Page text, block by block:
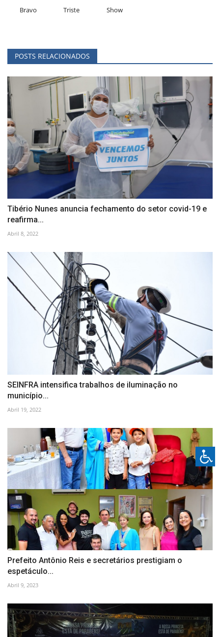
Bravo Triste Show
POSTS RELACIONADOS
Tibério Nunes anuncia fechamento do setor covid-19 e
reafirma...
Abril 8, 2022
SEINFRA intensifica trabalhos de iluminação no
município...
Abril 19, 2022
Prefeito Antônio Reis e secretários prestigiam o
espetáculo...
Abril 9, 2023